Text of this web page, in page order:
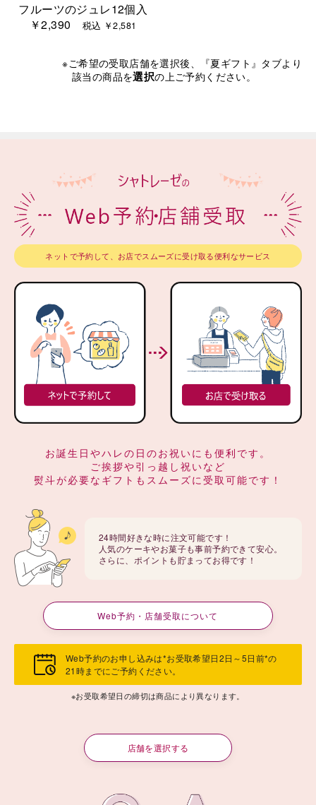
フルーツのジュレ12個入
￥2,390
税込 ￥2,581
※ご希望の受取店舗を選択後、『夏ギフト』タブより
該当の商品を選択の上ご予約ください。
ネットで予約して、お店でスムーズに受け取る便利なサービス
お誕生日やハレの日のお祝いにも便利です。
ご挨拶や引っ越し祝いなど
熨斗が必要なギフトもスムーズに受取可能です！
24時間好きな時に注文可能です！
人気のケーキやお菓子も事前予約できて安心。
さらに、ポイントも貯まってお得です！
Web予約・店舗受取について
Web予約のお申し込みは*お受取希望日2日～5日前*の
21時までにご予約ください。
※お受取希望日の締切は商品により異なります。
店舗を選択する